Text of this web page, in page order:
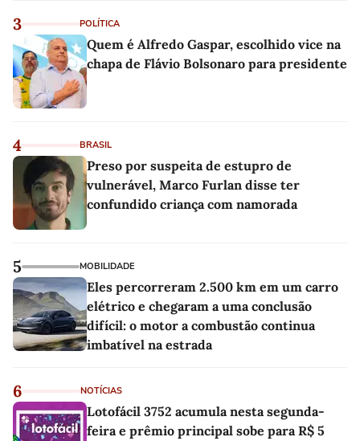
3 POLÍTICA
Quem é Alfredo Gaspar, escolhido vice na
chapa de Flávio Bolsonaro para presidente
4 BRASIL
Preso por suspeita de estupro de
vulnerável, Marco Furlan disse ter
confundido criança com namorada
5 MOBILIDADE
Eles percorreram 2.500 km em um carro
elétrico e chegaram a uma conclusão
difícil: o motor a combustão continua
imbatível na estrada
6 NOTÍCIAS
Lotofácil 3752 acumula nesta segunda-
feira e prêmio principal sobe para R$ 5